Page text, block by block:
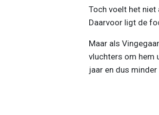
Toch voelt het niet
Daarvoor ligt de
Maar als
vluchters om hem
jaar en dus